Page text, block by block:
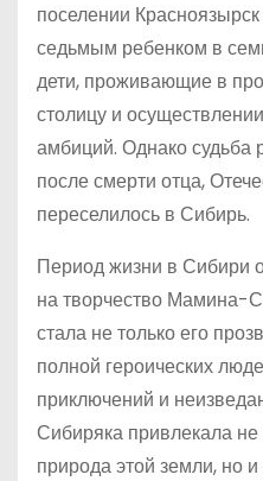
поселении
седьмым ребенком в
дети, проживающие в
столицу и
амбиций. Однако судьба
после смерти отца,
переселилось в Сибирь.
Период жизни в Сибири
на творчество Мамина-
стала не только его
полной героических
приключений и
Сибиряка привлекала
природа этой земли, но